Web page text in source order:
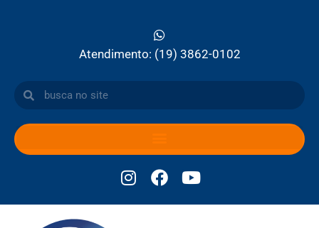
Atendimento: (19) 3862-0102